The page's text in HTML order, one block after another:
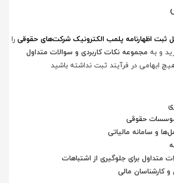
ثبت اظهارنامه پلمب الکترونیک شرکت‌های حقوقیرا
و به مجموعه نکات کاربردی و سوالات متداول
ابهامی در فرآیند ثبت نداشته باشید
حقوقی
و سامانه مالیاتی
متداول برای جلوگیری از اشتباهات
و کارشناسان مالی